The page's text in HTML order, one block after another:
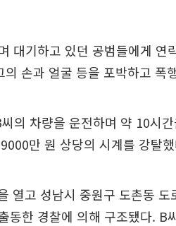
대기하고 있던 공범들에게 연
손과 얼굴 등을 포박하고 폭
의 차량을 운전하며 약 10시
만 원 상당의 시계를 강탈
열고 성남시 중원구 도촌동 도
동한 경찰에 의해 구조됐다. B